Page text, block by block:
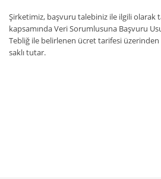
Şirketimiz, başvuru talebiniz ile ilgili olarak
kapsamında Veri Sorumlusuna Başvuru
Tebliğ ile belirlenen ücret tarifesi üzerinden
saklı tutar.